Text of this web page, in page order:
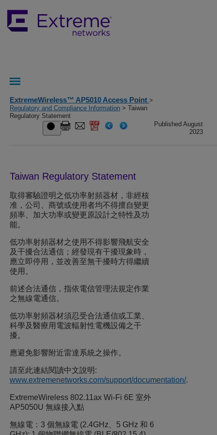
ExtremeWireless™ AP5010 Access Point >
Regulatory and Compliance Information > Taiwan
Regulatory Statement
Published August
2023
Taiwan Regulatory Statement
取得審驗證明之低功率射頻器材，非經核
准，公司、商號或使用者均不得擅自變更
頻率、加大功率或變更原設計之特性及功
能。
低功率射頻器材之使用不得影響飛航安全
及干擾合法通信；經發現有干擾現象時，
應立即停用，並改善至無干擾時方得繼續
使用。
前述合法通信，指依電信管理法規定作業
之無線電通信。
低功率射頻器材須忍受合法通信或工業、
科學及醫療用電波輻射性電機設備之干
擾。
應避免影響附近雷達系統之操作。
請至此連結閱讀中文說明:
www.extremenetworks.com/support/documentation/.
ExtremeWireless 802.11ax Wi-Fi 6E 室外
AP5050U 無線接入點
無線電：3 個無線電 (2.4GHz、5 GHz 和 6